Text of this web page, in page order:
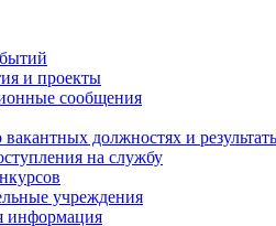
и проекты
сообщения
должностях и
на службу
учреждения
информация